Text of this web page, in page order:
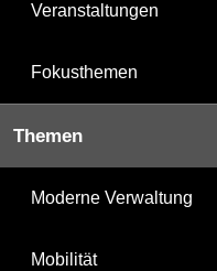
Veranstaltungen
Fokusthemen
Themen
Moderne Verwaltung
Mobilität